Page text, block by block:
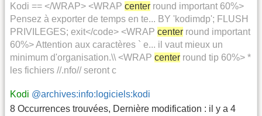
Kodi == </WRAP> <WRAP center round important 60%>
Pensez à exporter de temps en te... BY 'kodimdp'; FLUSH
PRIVILEGES; exit</code> <WRAP center round important
60%> Attention aux caractères ` e... il vaut mieux un
minimum d'organisation.\\ <WRAP center round tip 60%> *
les fichiers //.nfo// seront c
Kodi @archives:info:logiciels:kodi
8 Occurrences trouvées, Dernière modification : il y a 4